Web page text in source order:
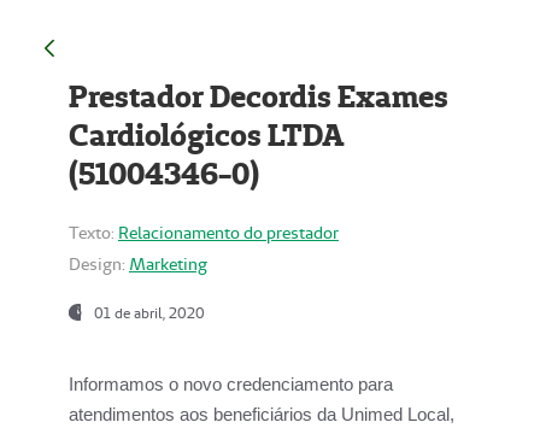
Prestador Decordis Exames
Cardiológicos LTDA
(51004346-0)
Texto: Relacionamento do prestador
Design: Marketing
01 de abril, 2020
Informamos o novo credenciamento para
atendimentos aos beneficiários da Unimed Local,